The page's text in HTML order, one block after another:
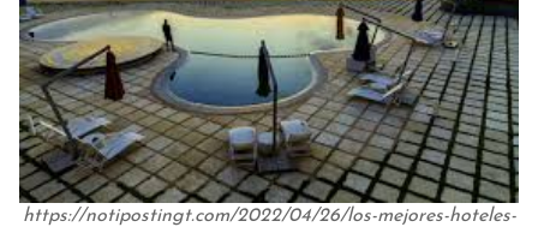
https://notipostingt.com/2022/04/26/los-mejores-hoteles-